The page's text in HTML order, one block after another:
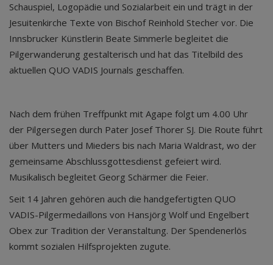
Schauspiel, Logopädie und Sozialarbeit ein und trägt in der
Jesuitenkirche Texte von Bischof Reinhold Stecher vor. Die
Innsbrucker Künstlerin Beate Simmerle begleitet die
Pilgerwanderung gestalterisch und hat das Titelbild des
aktuellen QUO VADIS Journals geschaffen.
Nach dem frühen Treffpunkt mit Agape folgt um 4.00 Uhr
der Pilgersegen durch Pater Josef Thorer SJ. Die Route führt
über Mutters und Mieders bis nach Maria Waldrast, wo der
gemeinsame Abschlussgottesdienst gefeiert wird.
Musikalisch begleitet Georg Schärmer die Feier.
Seit 14 Jahren gehören auch die handgefertigten QUO
VADIS-Pilgermedaillons von Hansjörg Wolf und Engelbert
Obex zur Tradition der Veranstaltung. Der Spendenerlös
kommt sozialen Hilfsprojekten zugute.